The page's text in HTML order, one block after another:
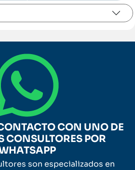
CON UNO DE
CONSULTORES POR
son especializados en